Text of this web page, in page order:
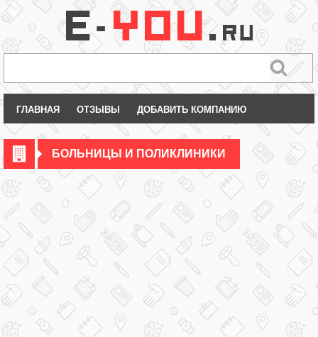
ГЛАВНАЯ ОТЗЫВЫ ДОБАВИТЬ КОМПАНИЮ
БОЛЬНИЦЫ И ПОЛИКЛИНИКИ